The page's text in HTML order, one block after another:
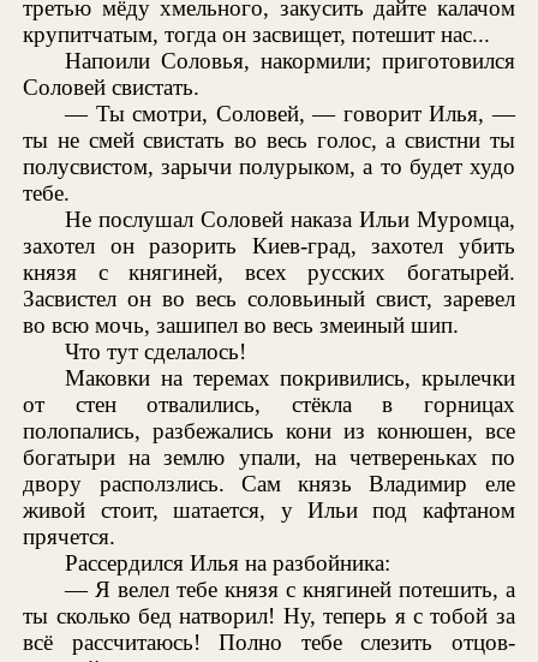
третью мёду хмельного, закусить дайте калачом
крупитчатым, тогда он засвищет, потешит нас...
Напоили Соловья, накормили; приготовился
Соловей свистать.
— Ты смотри, Соловей, — говорит Илья, —
ты не смей свистать во весь голос, а свистни ты
полусвистом, зарычи полурыком, а то будет худо
тебе.
Не послушал Соловей наказа Ильи Муромца,
захотел он разорить Киев-град, захотел убить
князя с княгиней, всех русских богатырей.
Засвистел он во весь соловьиный свист, заревел
во всю мочь, зашипел во весь змеиный шип.
Что тут сделалось!
Маковки на теремах покривились, крылечки
от стен отвалились, стёкла в горницах
полопались, разбежались кони из конюшен, все
богатыри на землю упали, на четвереньках по
двору расползлись. Сам князь Владимир еле
живой стоит, шатается, у Ильи под кафтаном
прячется.
Рассердился Илья на разбойника:
— Я велел тебе князя с княгиней потешить, а
ты сколько бед натворил! Ну, теперь я с тобой за
всё рассчитаюсь! Полно тебе слезить отцов-